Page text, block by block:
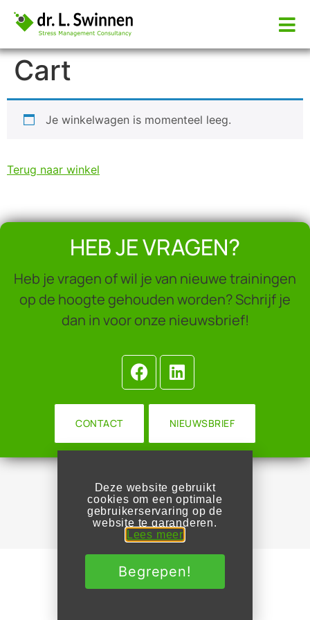
Cart
Je winkelwagen is momenteel leeg.
Terug naar winkel
HEB JE VRAGEN?
Heb je vragen of wil je van nieuwe trainingen
op de hoogte gehouden worden? Schrijf je
dan in voor onze nieuwsbrief!
CONTACT NIEUWSBRIEF
Algemene Voorwaarden
Privacy Beleid
Congres
Deze website gebruikt
cookies om een optimale
gebruikerservaring op de
website te garanderen.
Lees meer
Begrepen!